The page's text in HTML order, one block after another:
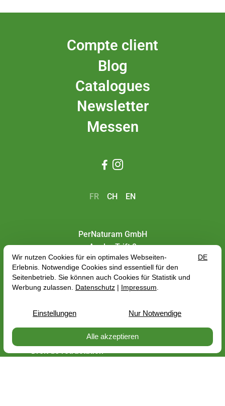
Compte client
Blog
Catalogues
Newsletter
Messen
 
FR CH EN
PerNaturam GmbH
An der Trift 8
56290 Gödenroth
+41 052 5510 805
info@pernaturam.ch
Protection des données
Mentions légales
Frais d'expédition
Conditions Générales de Vente
Droit de rétractation